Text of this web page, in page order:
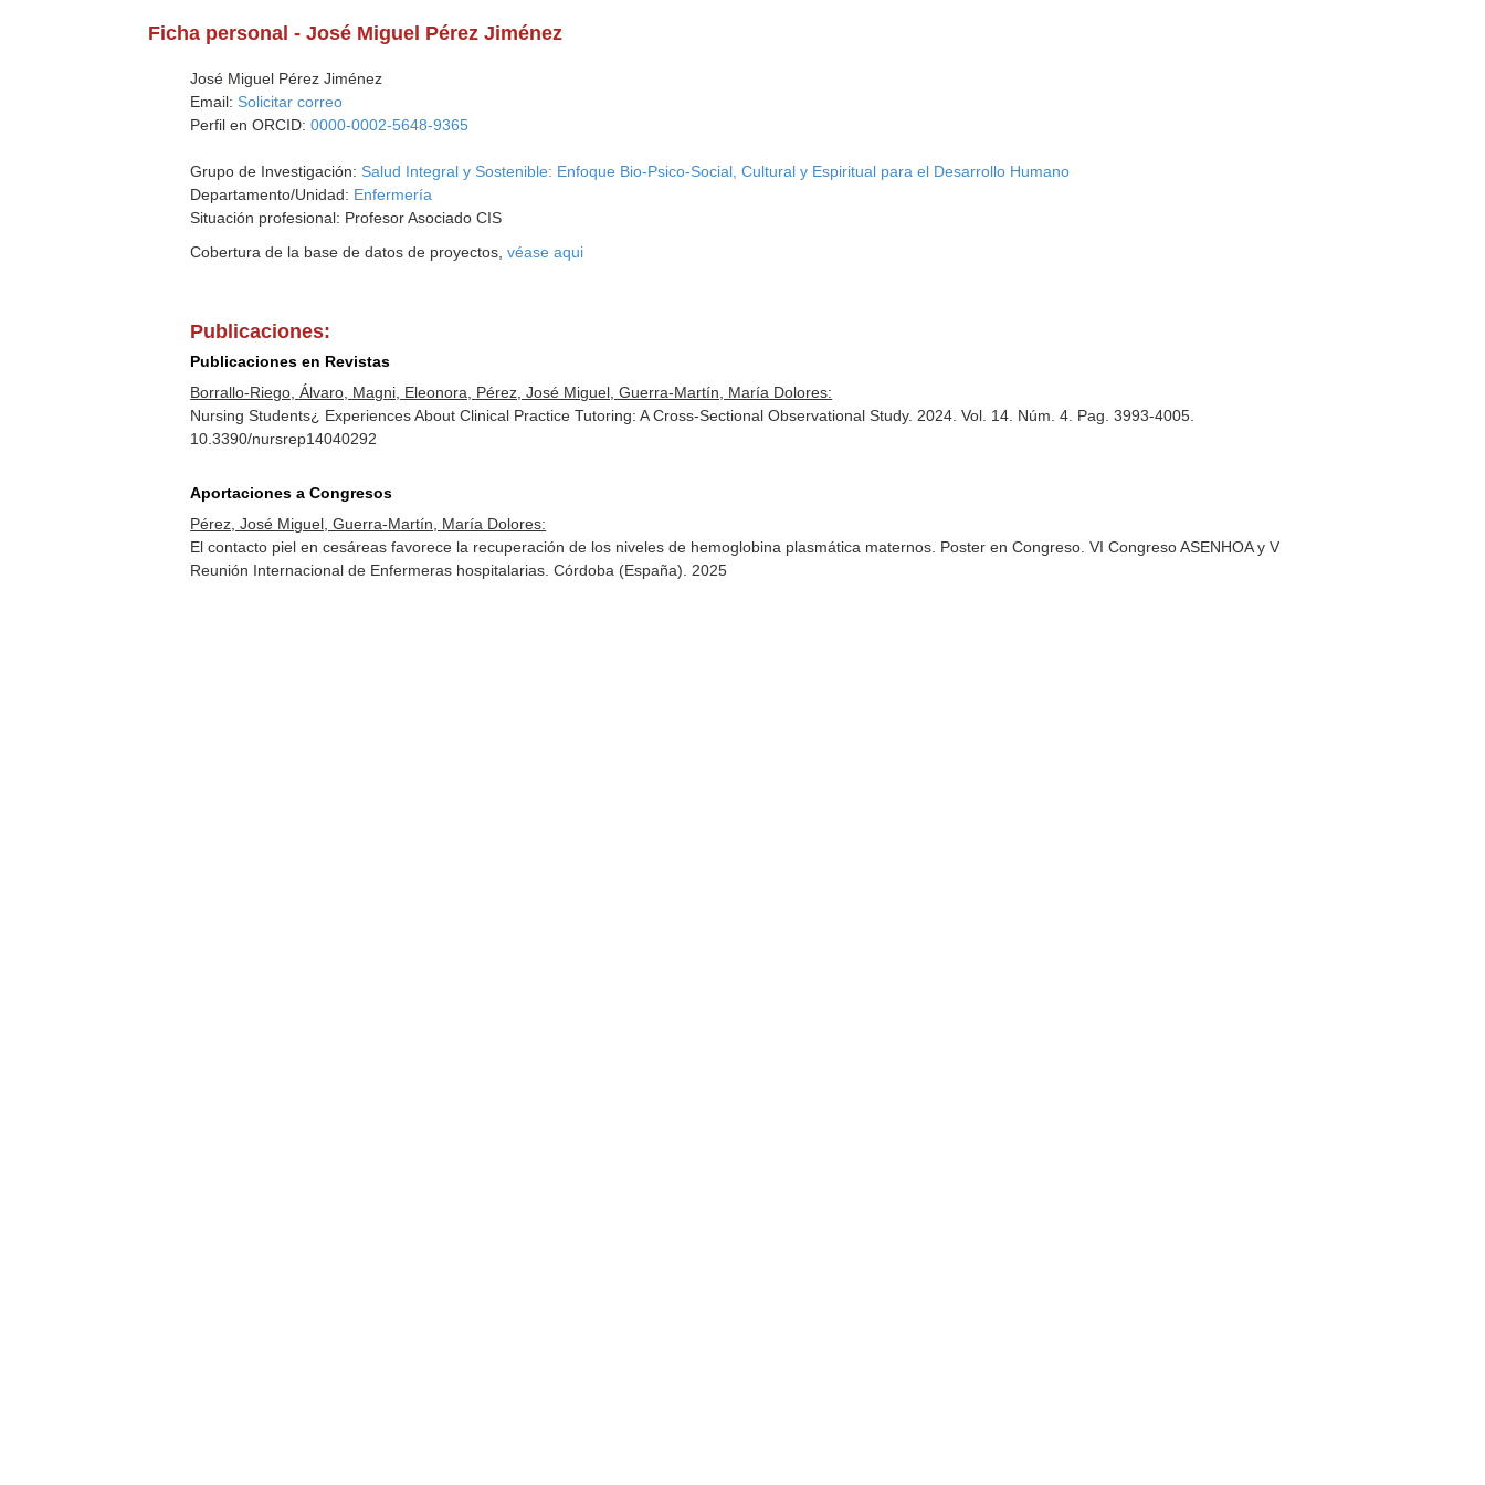
Ficha personal - José Miguel Pérez Jiménez
José Miguel Pérez Jiménez
Email: Solicitar correo
Perfil en ORCID:0000-0002-5648-9365
Grupo de Investigación: Salud Integral y Sostenible: Enfoque Bio-Psico-Social, Cultural y Espiritual para el Desarrollo Humano
Departamento/Unidad: Enfermería
Situación profesional: Profesor Asociado CIS
Cobertura de la base de datos de proyectos,véase aqui
Publicaciones:
Publicaciones en Revistas
Borrallo-Riego, Álvaro, Magni, Eleonora, Pérez, José Miguel, Guerra-Martín, María Dolores:
Nursing Students¿ Experiences About Clinical Practice Tutoring: A Cross-Sectional Observational Study. 2024. Vol. 14. Núm. 4. Pag. 3993-4005.
10.3390/nursrep14040292
Aportaciones a Congresos
Pérez, José Miguel, Guerra-Martín, María Dolores:
El contacto piel en cesáreas favorece la recuperación de los niveles de hemoglobina plasmática maternos. Poster en Congreso. VI Congreso ASENHOA y V
Reunión Internacional de Enfermeras hospitalarias. Córdoba (España). 2025